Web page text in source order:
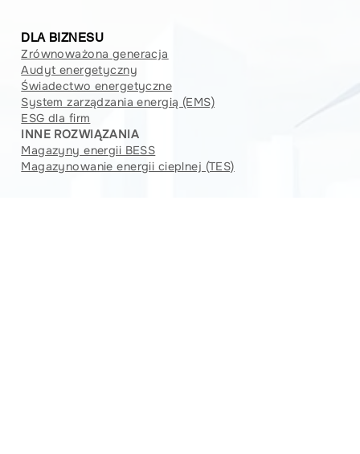
DLA BIZNESU
Zrównoważona generacja
Audyt energetyczny
Świadectwo energetyczne
System zarządzania energią (EMS)
ESG dla firm
INNE ROZWIĄZANIA
Magazyny energii BESS
Magazynowanie energii cieplnej (TES)